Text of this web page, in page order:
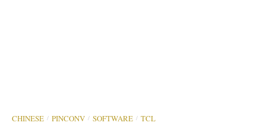
CHINESE / PINCONV / SOFTWARE / TCL